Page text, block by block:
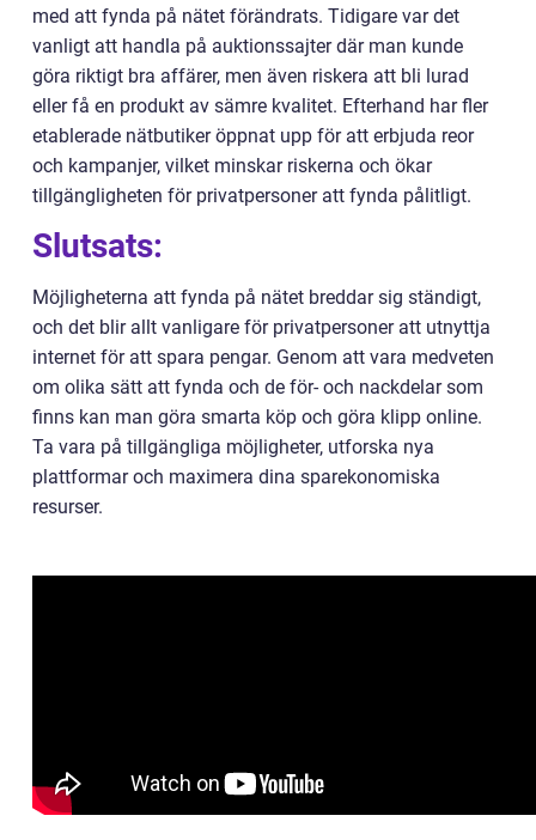
med att fynda på nätet förändrats. Tidigare var det
vanligt att handla på auktionssajter där man kunde
göra riktigt bra affärer, men även riskera att bli lurad
eller få en produkt av sämre kvalitet. Efterhand har fler
etablerade nätbutiker öppnat upp för att erbjuda reor
och kampanjer, vilket minskar riskerna och ökar
tillgängligheten för privatpersoner att fynda pålitligt.
Slutsats:
Möjligheterna att fynda på nätet breddar sig ständigt,
och det blir allt vanligare för privatpersoner att utnyttja
internet för att spara pengar. Genom att vara medveten
om olika sätt att fynda och de för- och nackdelar som
finns kan man göra smarta köp och göra klipp online.
Ta vara på tillgängliga möjligheter, utforska nya
plattformar och maximera dina sparekonomiska
resurser.